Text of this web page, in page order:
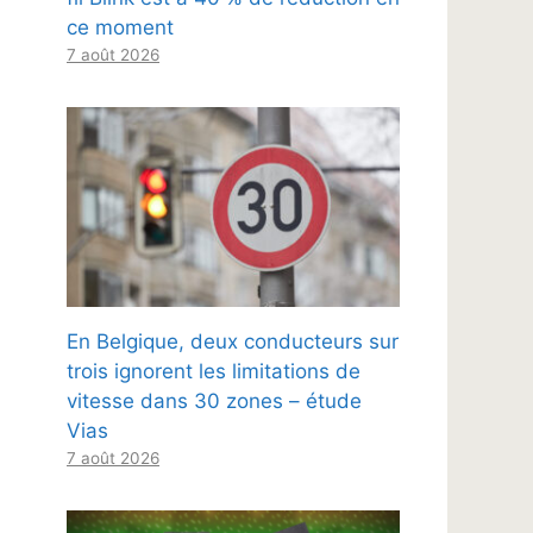
ce moment
7 août 2026
En Belgique, deux conducteurs sur
trois ignorent les limitations de
vitesse dans 30 zones – étude
Vias
7 août 2026